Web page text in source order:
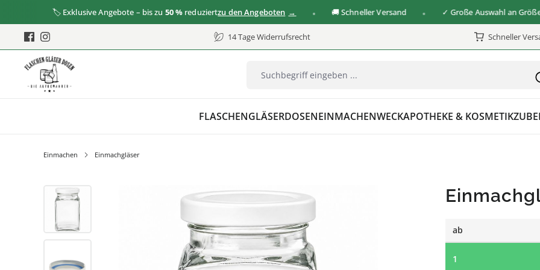
🏷️ Exklusive Angebote – bis zu50 % reduziertzu den Angeboten 🚚 Schneller Versand ✓ Große Auswahl an Größen &
14 Tage Widerrufsrecht Schneller
FLASCHENGLÄSERDOSENEINMACHENWECKAPOTHEKE & KOSMETIK
Einmachen Einmachgläser
Bildergalerie überspringen
ab
1